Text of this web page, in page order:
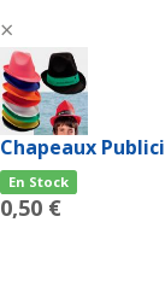
×
Chapeaux
En Stock
0,50 €